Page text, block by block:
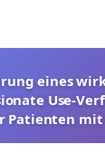
eines
Use-
Patienten